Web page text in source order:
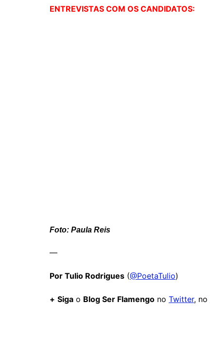
ENTREVISTAS COM OS CANDIDATOS:
Foto: Paula Reis
—
Por Tulio Rodrigues (@PoetaTulio)
+ Siga o Blog Ser Flamengo no Twitter, no